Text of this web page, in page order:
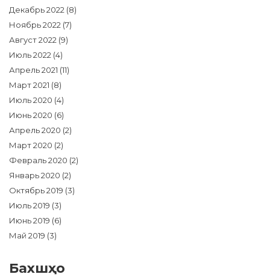
Декабрь 2022 (8)
Ноябрь 2022 (7)
Август 2022 (9)
Июль 2022 (4)
Апрель 2021 (11)
Март 2021 (8)
Июль 2020 (4)
Июнь 2020 (6)
Апрель 2020 (2)
Март 2020 (2)
Февраль 2020 (2)
Январь 2020 (2)
Октябрь 2019 (3)
Июль 2019 (3)
Июнь 2019 (6)
Май 2019 (3)
Бахшҳо